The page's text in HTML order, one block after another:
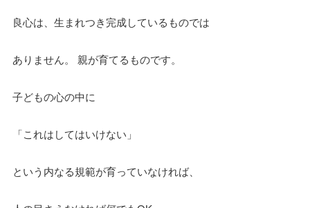
良心は、生まれつき完成しているものでは
ありません。 親が育てるものです。
子どもの心の中に
「これはしてはいけない」
という内なる規範が育っていなければ、